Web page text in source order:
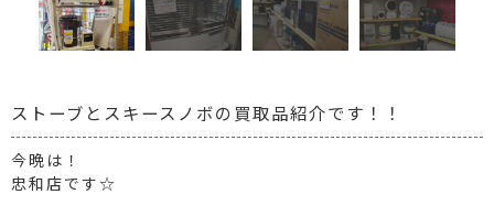
ストーブとスキースノボの買取品紹介です！！
今晩は！
忠和店です☆